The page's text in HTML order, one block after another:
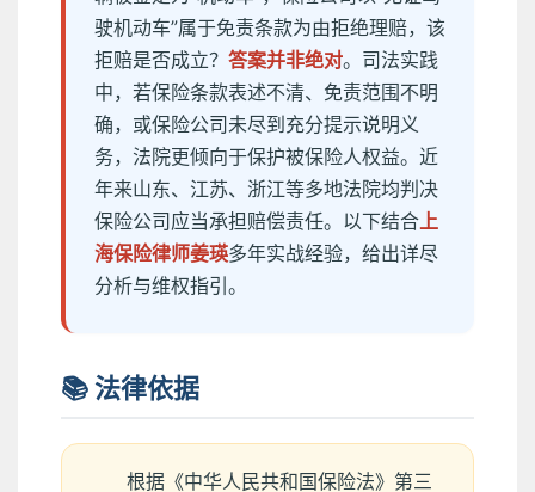
驶机动车”属于免责条款为由拒绝理赔，该
拒赔是否成立？ 答案并非绝对。司法实践
中，若保险条款表述不清、免责范围不明
确，或保险公司未尽到充分提示说明义
务，法院更倾向于保护被保险人权益。近
年来山东、江苏、浙江等多地法院均判决
保险公司应当承担赔偿责任。以下结合 上
海保险律师姜瑛多年实战经验，给出详尽
分析与维权指引。
📚 法律依据
根据《中华人民共和国保险法》第三